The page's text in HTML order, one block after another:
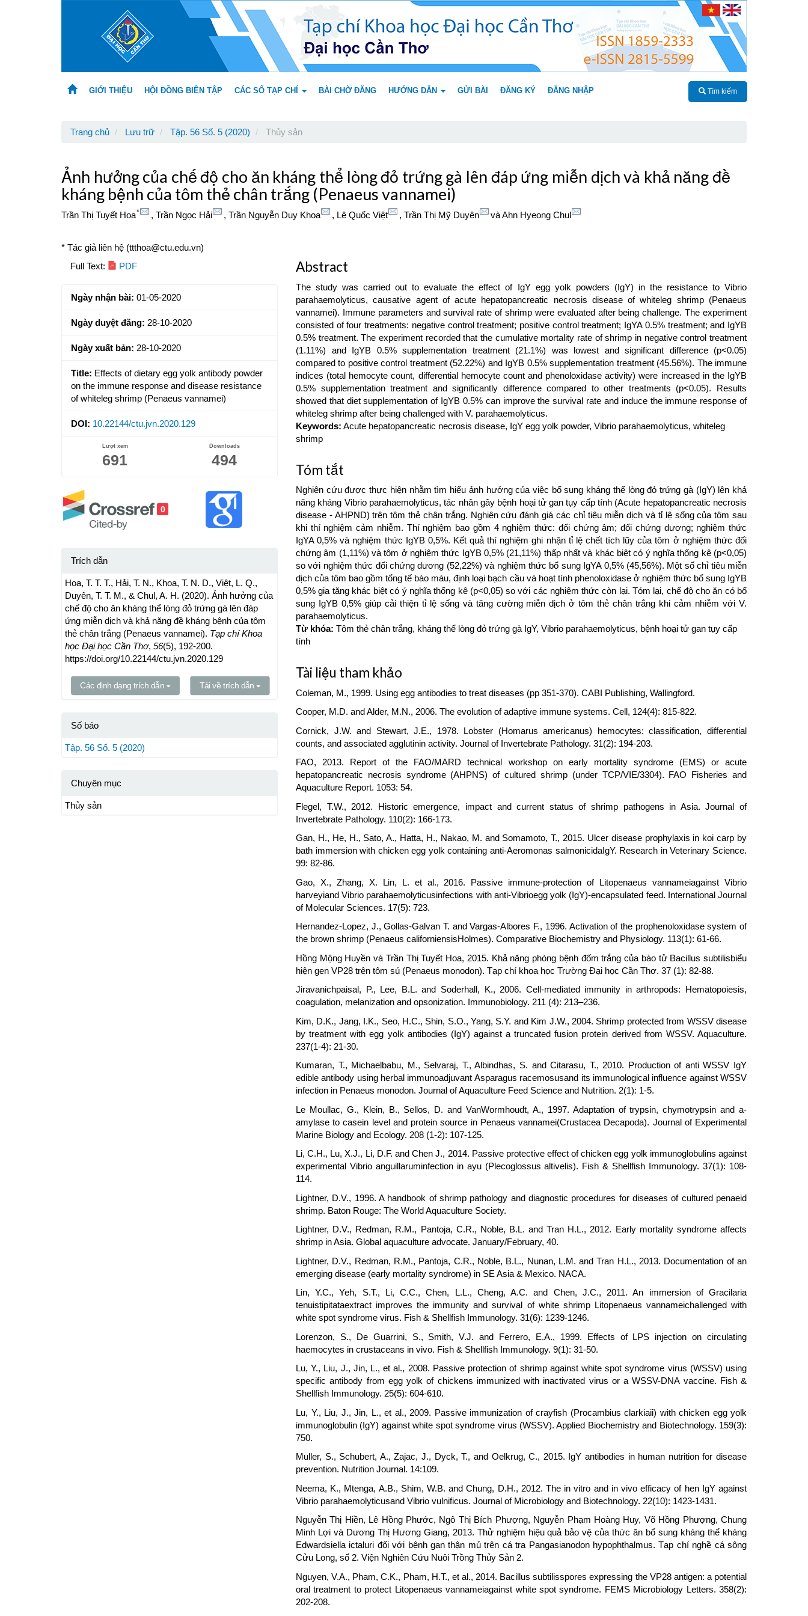
GIỚI THIỆU HỘI ĐỒNG BIÊN TẬP CÁC SỐ TẠP CHÍ BÀI CHỜ ĐĂNG HƯỚNG DẪN GỬI BÀI ĐĂNG KÝ ĐĂNG NHẬP Tìm kiếm
Trang chủ Lưu trữ Tập. 56 Số. 5 (2020) Thủy sản
Ảnh hưởng của chế độ cho ăn kháng thể lòng đỏ trứng gà lên đáp ứng miễn dịch và khả năng đề
kháng bệnh của tôm thẻ chân trắng (Penaeus vannamei)
Trần Thị Tuyết Hoa* , Trần Ngọc Hải , Trần Nguyễn Duy Khoa , Lê Quốc Việt , Trần Thị Mỹ Duyên vàAhn Hyeong Chul
* Tác giả liên hệ (ttthoa@ctu.edu.vn)
Article
Full Text: PDF
Ngày nhận bài: 01-05-2020
Ngày duyệt đăng: 28-10-2020
Ngày xuất bản: 28-10-2020
Title: Effects of dietary egg yolk antibody powder
on the immune response and disease resistance
of whiteleg shrimp (Penaeus vannamei)
DOI: 10.22144/ctu.jvn.2020.129
Lượt xem
691
Downloads
494
0
Trích dẫn
Hoa, T. T. T., Hải, T. N., Khoa, T. N. D., Việt, L. Q.,
Duyên, T. T. M., & Chul, A. H. (2020). Ảnh hưởng của
chế độ cho ăn kháng thể lòng đỏ trứng gà lên đáp
ứng miễn dịch và khả năng đề kháng bệnh của tôm
thẻ chân trắng (Penaeus vannamei). Tạp chí Khoa
học Đại học Cần Thơ, 56(5), 192-200.
https://doi.org/10.22144/ctu.jvn.2020.129
Các định dạng trích dẫn Tải về trích dẫn
Số báo
Tập. 56 Số. 5 (2020)
Chuyên mục
Thủy sản
Abstract
The study was carried out to evaluate the effect of IgY egg yolk powders (IgY) in the resistance to Vibrio
parahaemolyticus, causative agent of acute hepatopancreatic necrosis disease of whiteleg shrimp (Penaeus
vannamei). Immune parameters and survival rate of shrimp were evaluated after being challenge. The experiment
consisted of four treatments: negative control treatment; positive control treatment; IgYA 0.5% treatment; and IgYB
0.5% treatment. The experiment recorded that the cumulative mortality rate of shrimp in negative control treatment
(1.11%) and IgYB 0.5% supplementation treatment (21.1%) was lowest and significant difference (p<0.05)
compared to positive control treatment (52.22%) and IgYB 0.5% supplementation treatment (45.56%). The immune
indices (total hemocyte count, differential hemocyte count and phenoloxidase activity) were increased in the IgYB
0.5% supplementation treatment and significantly difference compared to other treatments (p<0.05). Results
showed that diet supplementation of IgYB 0.5% can improve the survival rate and induce the immune response of
whiteleg shrimp after being challenged with V. parahaemolyticus.
Keywords: Acute hepatopancreatic necrosis disease, IgY egg yolk powder, Vibrio parahaemolyticus, whiteleg
shrimp
Tóm tắt
Nghiên cứu được thực hiện nhằm tìm hiểu ảnh hưởng của việc bổ sung kháng thể lòng đỏ trứng gà (IgY) lên khả
năng kháng Vibrio parahaemolyticus, tác nhân gây bệnh hoại tử gan tụy cấp tính (Acute hepatopancreatic necrosis
disease - AHPND) trên tôm thẻ chân trắng. Nghiên cứu đánh giá các chỉ tiêu miễn dịch và tỉ lệ sống của tôm sau
khi thí nghiệm cảm nhiễm. Thí nghiệm bao gồm 4 nghiệm thức: đối chứng âm; đối chứng dương; nghiệm thức
IgYA 0,5% và nghiệm thức IgYB 0,5%. Kết quả thí nghiệm ghi nhận tỉ lệ chết tích lũy của tôm ở nghiệm thức đối
chứng âm (1,11%) và tôm ở nghiệm thức IgYB 0,5% (21,11%) thấp nhất và khác biệt có ý nghĩa thống kê (p<0,05)
so với nghiệm thức đối chứng dương (52,22%) và nghiệm thức bổ sung IgYA 0,5% (45,56%). Một số chỉ tiêu miễn
dịch của tôm bao gồm tổng tế bào máu, định loại bạch cầu và hoạt tính phenoloxidase ở nghiệm thức bổ sung IgYB
0,5% gia tăng khác biệt có ý nghĩa thống kê (p<0,05) so với các nghiệm thức còn lại. Tóm lại, chế độ cho ăn có bổ
sung IgYB 0,5% giúp cải thiện tỉ lệ sống và tăng cường miễn dịch ở tôm thẻ chân trắng khi cảm nhiễm với V.
parahaemolyticus.
Từ khóa: Tôm thẻ chân trắng, kháng thể lòng đỏ trứng gà IgY, Vibrio parahaemolyticus, bệnh hoại tử gan tụy cấp
tính
Article
Details
Tài liệu tham khảo
Coleman, M., 1999. Using egg antibodies to treat diseases (pp 351-370). CABI Publishing, Wallingford.
Cooper, M.D. and Alder, M.N., 2006. The evolution of adaptive immune systems. Cell, 124(4): 815-822.
Cornick, J.W. and Stewart, J.E., 1978. Lobster (Homarus americanus) hemocytes: classification, differential
counts, and associated agglutinin activity. Journal of Invertebrate Pathology. 31(2): 194-203.
FAO, 2013. Report of the FAO/MARD technical workshop on early mortality syndrome (EMS) or acute
hepatopancreatic necrosis syndrome (AHPNS) of cultured shrimp (under TCP/VIE/3304). FAO Fisheries and
Aquaculture Report. 1053: 54.
Flegel, T.W., 2012. Historic emergence, impact and current status of shrimp pathogens in Asia. Journal of
Invertebrate Pathology. 110(2): 166-173.
Gan, H., He, H., Sato, A., Hatta, H., Nakao, M. and Somamoto, T., 2015. Ulcer disease prophylaxis in koi carp by
bath immersion with chicken egg yolk containing anti-Aeromonas salmonicidaIgY. Research in Veterinary Science.
99: 82-86.
Gao, X., Zhang, X. Lin, L. et al., 2016. Passive immune-protection of Litopenaeus vannameiagainst Vibrio
harveyiand Vibrio parahaemolyticusinfections with anti-Vibrioegg yolk (IgY)-encapsulated feed. International Journal
of Molecular Sciences. 17(5): 723.
Hernandez-Lopez, J., Gollas-Galvan T. and Vargas-Albores F., 1996. Activation of the prophenoloxidase system of
the brown shrimp (Penaeus californiensisHolmes). Comparative Biochemistry and Physiology. 113(1): 61-66.
Hồng Mộng Huyền và Trần Thị Tuyết Hoa, 2015. Khả năng phòng bệnh đốm trắng của bào tử Bacillus subtilisbiểu
hiện gen VP28 trên tôm sú (Penaeus monodon). Tạp chí khoa học Trường Đại học Cần Thơ. 37 (1): 82-88.
Jiravanichpaisal, P., Lee, B.L. and Soderhall, K., 2006. Cell-mediated immunity in arthropods: Hematopoiesis,
coagulation, melanization and opsonization. Immunobiology. 211 (4): 213–236.
Kim, D.K., Jang, I.K., Seo, H.C., Shin, S.O., Yang, S.Y. and Kim J.W., 2004. Shrimp protected from WSSV disease
by treatment with egg yolk antibodies (IgY) against a truncated fusion protein derived from WSSV. Aquaculture.
237(1-4): 21-30.
Kumaran, T., Michaelbabu, M., Selvaraj, T., Albindhas, S. and Citarasu, T., 2010. Production of anti WSSV IgY
edible antibody using herbal immunoadjuvant Asparagus racemosusand its immunological influence against WSSV
infection in Penaeus monodon. Journal of Aquaculture Feed Science and Nutrition. 2(1): 1-5.
Le Moullac, G., Klein, B., Sellos, D. and VanWormhoudt, A., 1997. Adaptation of trypsin, chymotrypsin and a-
amylase to casein level and protein source in Penaeus vannamei(Crustacea Decapoda). Journal of Experimental
Marine Biology and Ecology. 208 (1-2): 107-125.
Li, C.H., Lu, X.J., Li, D.F. and Chen J., 2014. Passive protective effect of chicken egg yolk immunoglobulins against
experimental Vibrio anguillaruminfection in ayu (Plecoglossus altivelis). Fish & Shellfish Immunology. 37(1): 108-
114.
Lightner, D.V., 1996. A handbook of shrimp pathology and diagnostic procedures for diseases of cultured penaeid
shrimp. Baton Rouge: The World Aquaculture Society.
Lightner, D.V., Redman, R.M., Pantoja, C.R., Noble, B.L. and Tran H.L., 2012. Early mortality syndrome affects
shrimp in Asia. Global aquaculture advocate. January/February, 40.
Lightner, D.V., Redman, R.M., Pantoja, C.R., Noble, B.L., Nunan, L.M. and Tran H.L., 2013. Documentation of an
emerging disease (early mortality syndrome) in SE Asia & Mexico. NACA.
Lin, Y.C., Yeh, S.T., Li, C.C., Chen, L.L., Cheng, A.C. and Chen, J.C., 2011. An immersion of Gracilaria
tenuistipitataextract improves the immunity and survival of white shrimp Litopenaeus vannameichallenged with
white spot syndrome virus. Fish & Shellfish Immunology. 31(6): 1239-1246.
Lorenzon, S., De Guarrini, S., Smith, V.J. and Ferrero, E.A., 1999. Effects of LPS injection on circulating
haemocytes in crustaceans in vivo. Fish & Shellfish Immunology. 9(1): 31-50.
Lu, Y., Liu, J., Jin, L., et al., 2008. Passive protection of shrimp against white spot syndrome virus (WSSV) using
specific antibody from egg yolk of chickens immunized with inactivated virus or a WSSV-DNA vaccine. Fish &
Shellfish Immunology. 25(5): 604-610.
Lu, Y., Liu, J., Jin, L., et al., 2009. Passive immunization of crayfish (Procambius clarkiaii) with chicken egg yolk
immunoglobulin (IgY) against white spot syndrome virus (WSSV). Applied Biochemistry and Biotechnology. 159(3):
750.
Muller, S., Schubert, A., Zajac, J., Dyck, T., and Oelkrug, C., 2015. IgY antibodies in human nutrition for disease
prevention. Nutrition Journal. 14:109.
Neema, K., Mtenga, A.B., Shim, W.B. and Chung, D.H., 2012. The in vitro and in vivo efficacy of hen IgY against
Vibrio parahaemolyticusand Vibrio vulnificus. Journal of Microbiology and Biotechnology. 22(10): 1423-1431.
Nguyễn Thị Hiền, Lê Hồng Phước, Ngô Thị Bích Phượng, Nguyễn Phạm Hoàng Huy, Võ Hồng Phượng, Chung
Minh Lợi và Dương Thị Hương Giang, 2013. Thử nghiệm hiệu quả bảo vệ của thức ăn bổ sung kháng thể kháng
Edwardsiella ictaluri đối với bệnh gan thận mủ trên cá tra Pangasianodon hypophthalmus. Tạp chí nghề cá sông
Cửu Long, số 2. Viện Nghiên Cứu Nuôi Trồng Thủy Sản 2.
Nguyen, V.A., Pham, C.K., Pham, H.T., et al., 2014. Bacillus subtilisspores expressing the VP28 antigen: a potential
oral treatment to protect Litopenaeus vannameiagainst white spot syndrome. FEMS Microbiology Letters. 358(2):
202-208.